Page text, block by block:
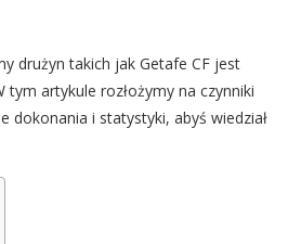
drużyn takich jak Getafe CF jest
artykule rozłożymy na czynniki
dokonania i statystyki, abyś wiedział